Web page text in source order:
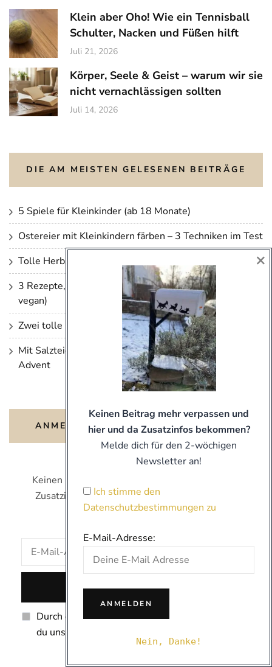
Klein aber Oho! Wie ein Tennisball
Schulter, Nacken und Füßen hilft
Juli 21, 2026
Körper, Seele & Geist – warum wir sie
nicht vernachlässigen sollten
Juli 14, 2026
DIE AM MEISTEN GELESENEN BEITRÄGE
5 Spiele für Kleinkinder (ab 18 Monate)
Ostereier mit Kleinkindern färben – 3 Techniken im Test
Tolle Herbstdeko basteln mit (Klein)kind
3 Rezepte, die sich gut zum Einfrieren eignen (optional
vegan)
Zwei tolle Geburtstagskuchen für Jungs!
Mit Salzteig arbeiten – 4 Ideen für den Winter und
Advent
ANMELDUNG FÜR DEN NEWSLETTER
Keinen Beitrag mehr verpassen und hier und da
Zusatzinfos bekommen? Melde dich für den 2-
wöchigen Newsletter an!
Durch das Anklicken dieser Checkbox stimmst
du unseren Datenschutzbestimmungen zu.
Keinen Beitrag mehr verpassen und
hier und da Zusatzinfos bekommen?
Melde dich für den 2-wöchigen
Newsletter an!
Ich stimme den
Datenschutzbestimmungen zu
E-Mail-Adresse:
Nein, Danke!
×